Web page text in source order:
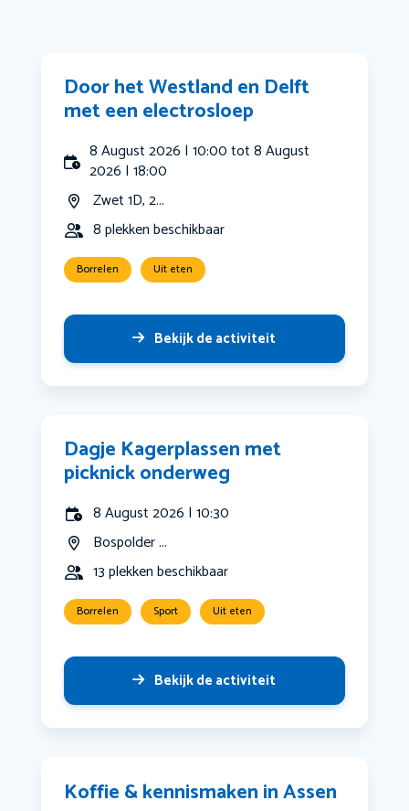
Door het Westland en Delft
met een electrosloep
8 August 2026 | 10:00 tot 8 August
2026 | 18:00
Zwet 1D, 2...
8 plekken beschikbaar
Borrelen Uit eten
Bekijk de activiteit
Dagje Kagerplassen met
picknick onderweg
8 August 2026 | 10:30
Bospolder ...
13 plekken beschikbaar
Borrelen Sport Uit eten
Bekijk de activiteit
Koffie & kennismaken in Assen